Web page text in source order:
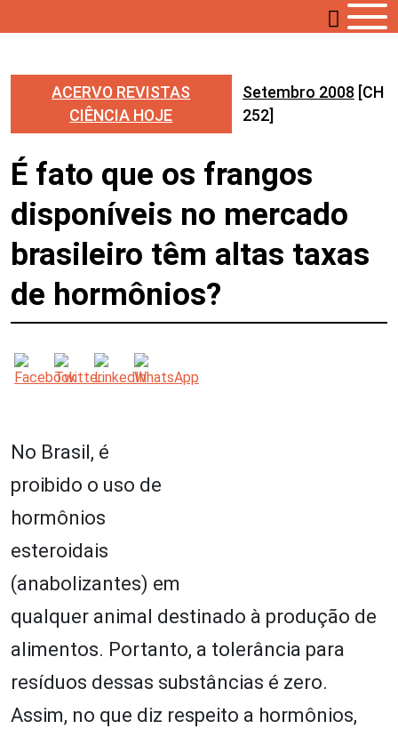
ACERVO REVISTAS
CIÊNCIA HOJE
Setembro 2008 [CH
252]
É fato que os frangos
disponíveis no mercado
brasileiro têm altas taxas
de hormônios?
No Brasil, é
proibido o uso de
hormônios
esteroidais
(anabolizantes) em
qualquer animal destinado à produção de
alimentos. Portanto, a tolerância para
resíduos dessas substâncias é zero.
Assim, no que diz respeito a hormônios,